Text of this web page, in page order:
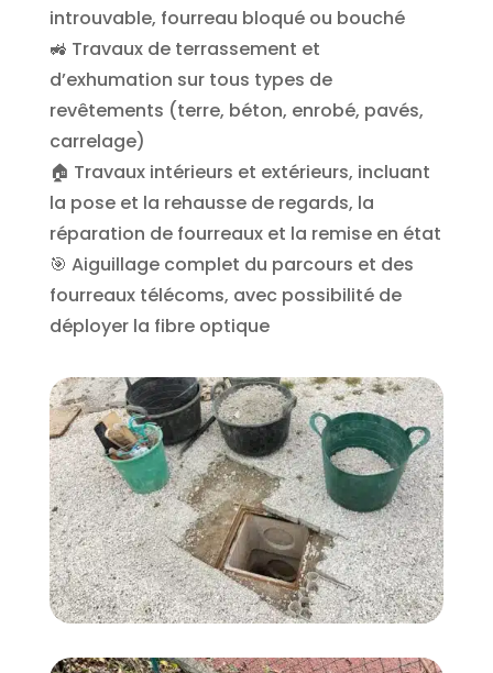
introuvable, fourreau bloqué ou bouché
🚜 Travaux de terrassement et
d’exhumation sur tous types de
revêtements (terre, béton, enrobé, pavés,
carrelage)
🏠 Travaux intérieurs et extérieurs, incluant
la pose et la rehausse de regards, la
réparation de fourreaux et la remise en état
🎯 Aiguillage complet du parcours et des
fourreaux télécoms, avec possibilité de
déployer la fibre optique